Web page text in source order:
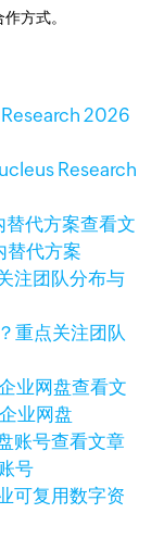
方式。
Research
查看文
代方案
重点关注团队
查看文
业网盘
查看文章
号